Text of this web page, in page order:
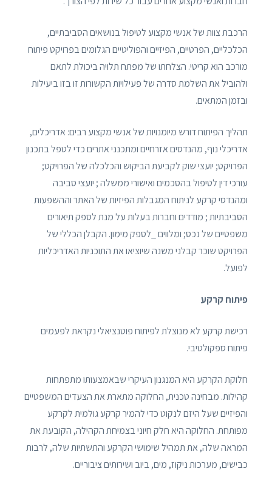
הרכבת צוות של אנשי מקצוע לטיפול בנושאים הסביבתיים,
הכלכליים, הפרטיים, הפיזיים והפוליטיים הגלומים בפרויקט פיתוח
מורכב הוא קריטי. הצלחתו של מפתח תלויה ביכולת לתאם
ולהוביל את השלמת סדרה של פעילויות הקשורות זו בזו ביעילות
ובזמן המתאים.
תהליך הפיתוח דורש מיומנויות של אנשי מקצוע רבים: אדריכלים,
אדריכלי נוף, מהנדסים אזרחיים ומתכנני אתרים כדי לטפל בתכנון
הפרויקט; יועצי שוק לקביעת הביקוש והכלכלה של הפרויקט;
עורכי דין לטיפול בהסכמים ואישורי ממשלה ; יועצי סביבה
ומהנדסי קרקע לניתוח המגבלות הפיזיות של האתר וההשפעות
הסביבתיות ; מודדים וחברות בעלות על מנת לספק תיאורים
משפטיים של נכס; ומלווים _לספק מימון. הקבלן הכללי של
הפרויקט שוכר קבלני משנה שיוציאו את התוכניות האדריכליות
לפועל.
פיתוח קרקע
רכישת קרקע לא מנוצלת לפיתוח פוטנציאלי נקראת לפעמים
פיתוח ספקולטיבי.
חלוקת הקרקע היא המנגנון העיקרי שבאמצעותו מתפתחות
קהילות. מבחינה טכנית, החלוקה מתארת ​​את הצעדים המשפטיים
והפיזיים שעל היזם לנקוט כדי להמיר קרקע גולמית לקרקע
מפותחת. החלוקה היא חלק חיוני בצמיחת הקהילה, הקובעת את
המראה שלה, את תמהיל שימושי הקרקע והתשתיות שלה, לרבות
כבישים, מערכות ניקוז, מים, ביוב ושירותים ציבוריים.